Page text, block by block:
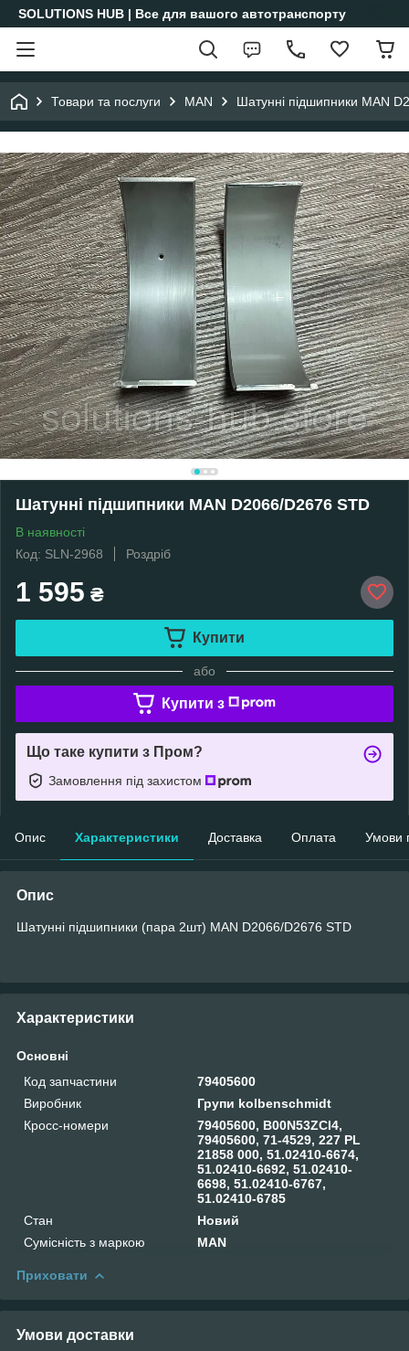
SOLUTIONS HUB | Все для вашого автотранспорту
Товари та послуги MAN Шатунні підшипники MAN
Шатунні підшипники MAN D2066/D2676 STD
В наявності
Код: SLN-2968
Роздріб
1 595 ₴
Купити
або
Купити з
Що таке купити з Пром?
Замовлення під захистом
Опис Характеристики Доставка Оплата Умови
Опис
Шатунні підшипники (пара 2шт) MAN D2066/D2676 STD
Характеристики
Основні
Код запчастини
79405600
Виробник
Групи kolbenschmidt
Кросс-номери
79405600, B00N53ZCI4,
79405600, 71-4529, 227 PL
21858 000, 51.02410-6674,
51.02410-6692, 51.02410-
6698, 51.02410-6767,
51.02410-6785
Стан
Новий
Сумісність з маркою
MAN
Приховати
Умови доставки